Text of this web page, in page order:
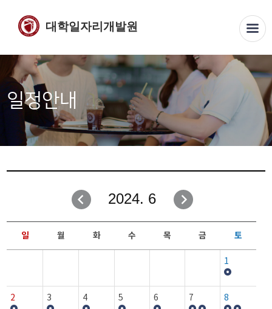
대학일자리개발원
일정안내
2024. 6
일 월 화 수 목 금 토
1
2 3 4 5 6 7 8